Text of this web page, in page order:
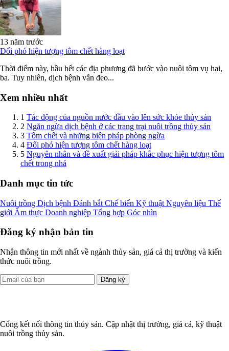
13 năm trước
Đối phó hiện tượng tôm chết hàng loạt
Thời điểm này, hầu hết các địa phương đã bước vào nuôi tôm vụ hai,
ba. Tuy nhiên, dịch bệnh vẫn đeo...
Xem nhiều nhất
1 Tác động của nguồn nước đầu vào lên sức khỏe thủy sản
2 Ngăn ngừa dịch bệnh ở các trang trại nuôi trồng thủy sản
3 Tôm chết và những biện pháp phòng ngừa
4 Đối phó hiện tượng tôm chết hàng loạt
5 Nguyên nhân và đề xuất giải pháp khắc phục hiện tượng tôm
chết trong nhá
Danh mục tin tức
Nuôi trồng Dịch bệnh Đánh bắt Chế biến Kỹ thuật Nguyên liệu Thế
giới Ẩm thực Doanh nghiệp Tổng hợp Góc nhìn
Đăng ký nhận bản tin
Nhận thông tin mới nhất về ngành thủy sản, giá cả thị trường và kiến
thức nuôi trồng.
Đăng ký
Cổng kết nối thông tin thủy sản. Cập nhật thị trường, giá cả, kỹ thuật
nuôi trồng thủy sản.